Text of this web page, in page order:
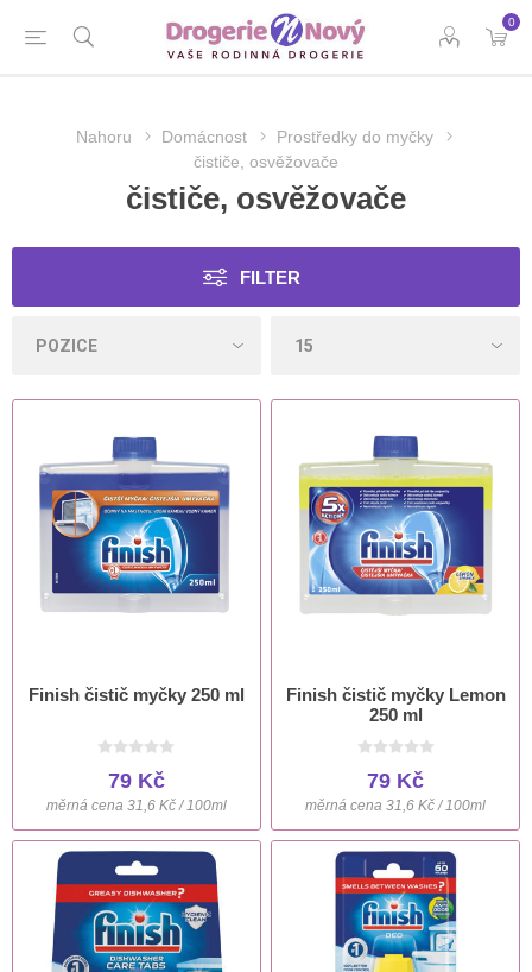
0
Nahoru Domácnost
Prostředky do myčky
čističe, osvěžovače
čističe, osvěžovače
FILTER
Finish čistič myčky 250 ml
79 Kč
měrná cena 31,6 Kč / 100ml
Finish čistič myčky Lemon
250 ml
79 Kč
měrná cena 31,6 Kč / 100ml